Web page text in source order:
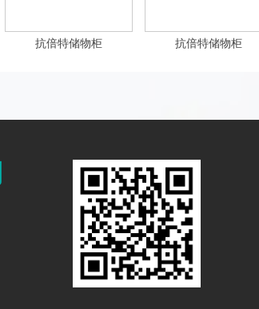
抗倍特储物柜 抗倍特储物柜